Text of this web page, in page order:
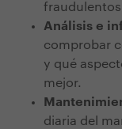
Análisis e
comprobar
y qué
mejor.
diaria del